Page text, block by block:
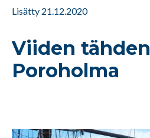
Lisätty 21.12.2020
Viiden tähden
Poroholma